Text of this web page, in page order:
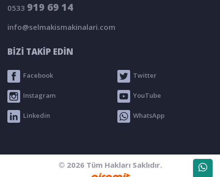
0533 919 69 14
info@selmakismakinalari.com
BİZİ TAKİP EDİN
Facebook Twitter
Instagram YouTube
Linkedin WhatsApp
© 2026 Tüm Hakları Saklıdır.